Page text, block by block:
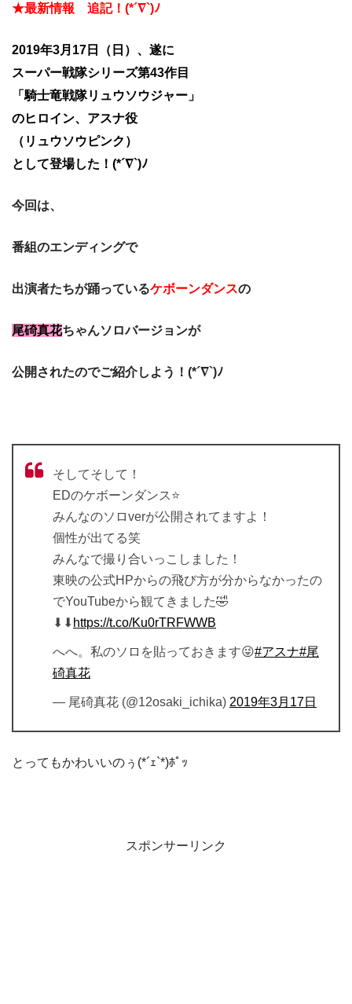
★最新情報 追記！(*´∇`)ﾉ
2019年3月17日（日）、遂に
スーパー戦隊シリーズ第43作目
「騎士竜戦隊リュウソウジャー」
のヒロイン、アスナ役
（リュウソウピンク）
として登場した！(*´∇`)ﾉ
今回は、
番組のエンディングで
出演者たちが踊っているケボーンダンスの
尾碕真花ちゃんソロバージョンが
公開されたのでご紹介しよう！(*´∇`)ﾉ
そしてそして！
EDのケボーンダンス⭐️
みんなのソロverが公開されてますよ！
個性が出てる笑
みんなで撮り合いっこしました！
東映の公式HPからの飛び方が分からなかったの
でYouTubeから観てきました🤣
⬇︎⬇︎ https://t.co/Ku0rTRFWWB
へへ。私のソロを貼っておきます😜#アスナ#尾
碕真花
— 尾碕真花 (@12osaki_ichika) 2019年3月17日
とってもかわいいのぅ(*´ｪ`*)ﾎﾟｯ
スポンサーリンク